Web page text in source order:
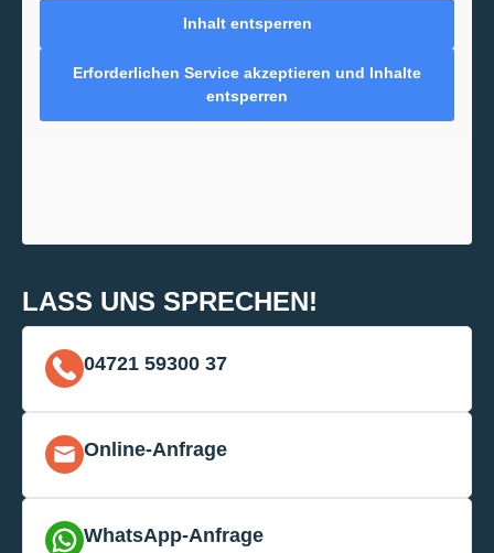
Inhalt entsperren
Erforderlichen Service akzeptieren und Inhalte
entsperren
LASS UNS SPRECHEN!
04721 59300 37
Online-Anfrage
WhatsApp-Anfrage